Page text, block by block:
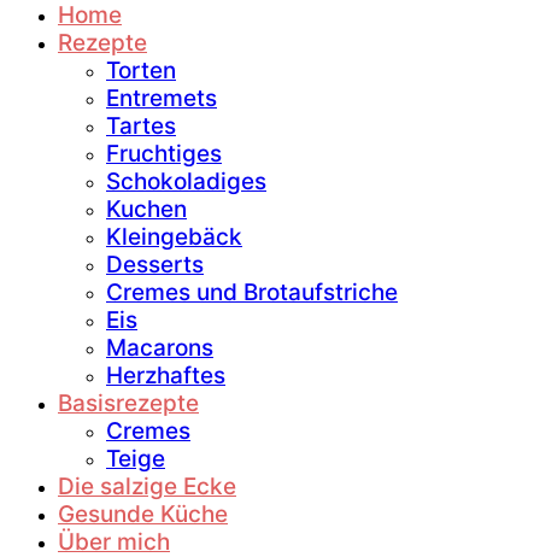
Home
Rezepte
Torten
Entremets
Tartes
Fruchtiges
Schokoladiges
Kuchen
Kleingebäck
Desserts
Cremes und Brotaufstriche
Eis
Macarons
Herzhaftes
Basisrezepte
Cremes
Teige
Die salzige Ecke
Gesunde Küche
Über mich